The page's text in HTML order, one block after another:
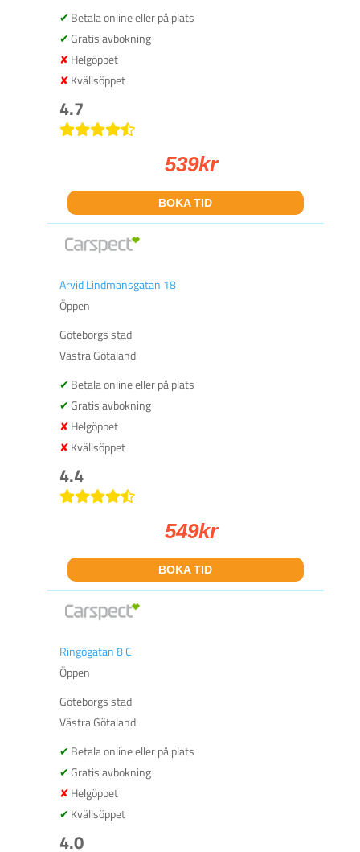
Betala online eller på plats
Gratis avbokning
Helgöppet
Kvällsöppet
4.7
539kr
BOKA TID
Arvid Lindmansgatan 18
Öppen
Göteborgs stad
Västra Götaland
Betala online eller på plats
Gratis avbokning
Helgöppet
Kvällsöppet
4.4
549kr
BOKA TID
Ringögatan 8 C
Öppen
Göteborgs stad
Västra Götaland
Betala online eller på plats
Gratis avbokning
Helgöppet
Kvällsöppet
4.0